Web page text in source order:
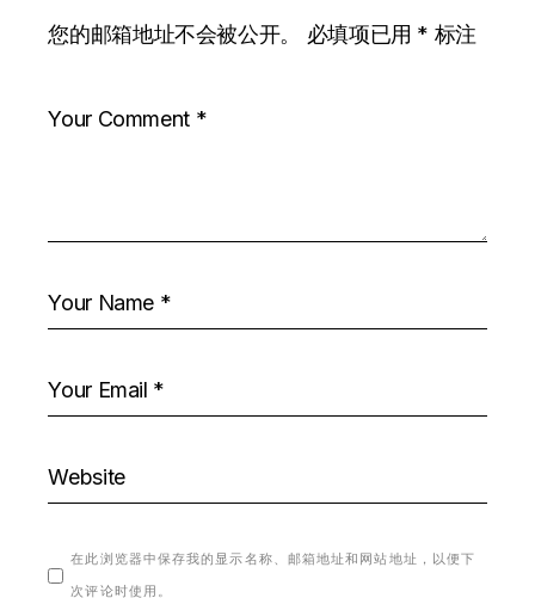
您的邮箱地址不会被公开。 必填项已用 * 标注
在此浏览器中保存我的显示名称、邮箱地址和网站地址，以便下
次评论时使用。